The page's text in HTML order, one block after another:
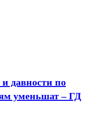
давности по
уменьшат – ГД